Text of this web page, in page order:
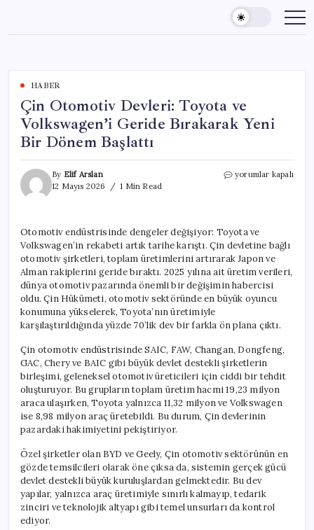
content
HABER
Çin Otomotiv Devleri: Toyota ve
Volkswagen’i Geride Bırakarak Yeni
Bir Dönem Başlattı
By Elif Arslan
12 Mayıs 2026
1 Min Read
Çin
Volkswagen’i
Geride
Bırakarak
Yeni
Bir
Dönem
Başlattı
yorumlar kapalı
Otomotiv endüstrisinde dengeler değişiyor: Toyota ve
Volkswagen’in rekabeti artık tarihe karıştı. Çin devletine bağlı
otomotiv şirketleri, toplam üretimlerini artırarak Japon ve
Alman rakiplerini geride bıraktı. 2025 yılına ait üretim verileri,
dünya otomotiv pazarında önemli bir değişimin habercisi
oldu. Çin Hükümeti, otomotiv sektöründe en büyük oyuncu
konumuna yükselerek, Toyota’nın üretimiyle
karşılaştırıldığında yüzde 70’lik dev bir farkla ön plana çıktı.
Çin otomotiv endüstrisinde SAIC, FAW, Changan, Dongfeng,
GAC, Chery ve BAIC gibi büyük devlet destekli şirketlerin
birleşimi, geleneksel otomotiv üreticileri için ciddi bir tehdit
oluşturuyor. Bu grupların toplam üretim hacmi 19,23 milyon
araca ulaşırken, Toyota yalnızca 11,32 milyon ve Volkswagen
ise 8,98 milyon araç üretebildi. Bu durum, Çin devlerinin
pazardaki hakimiyetini pekiştiriyor.
Özel şirketler olan BYD ve Geely, Çin otomotiv sektörünün en
gözde temsilcileri olarak öne çıksa da, sistemin gerçek gücü
devlet destekli büyük kuruluşlardan gelmektedir. Bu dev
yapılar, yalnızca araç üretimiyle sınırlı kalmayıp, tedarik
zinciri ve teknolojik altyapı gibi temel unsurları da kontrol
ediyor.